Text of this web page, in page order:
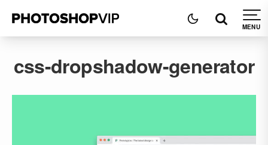
css-dropshadow-generator